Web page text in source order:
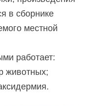
в сборнике
местной
работает:
животных;